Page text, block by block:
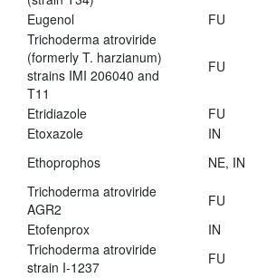
Eugenol
FU
Trichoderma atroviride
(formerly T. harzianum)
strains IMI 206040 and
T11
FU
Etridiazole FU
Etoxazole
IN
Ethoprophos
NE, IN
Trichoderma atroviride
AGR2
FU
Etofenprox
IN
Trichoderma atroviride
strain I-1237
FU